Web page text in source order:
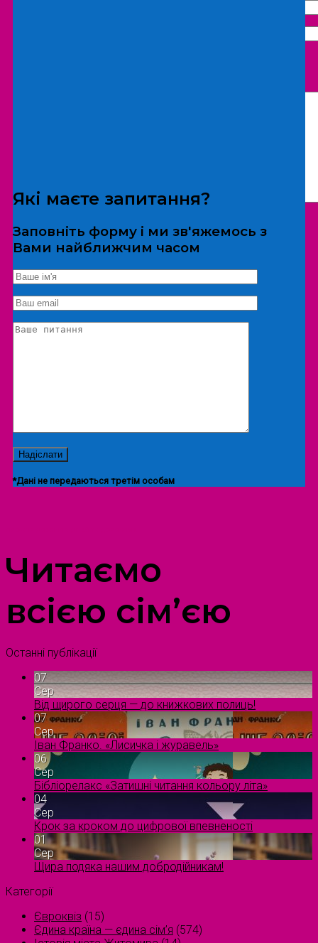
*Дані не передаються третім особам
Екскурсія/локація
Які маєте запитання?
Заповніть форму і ми зв'яжемось з
Вами найближчим часом
*Дані не передаються третім особам
Читаємо
всією сім’єю
Останні публікації
07
Сер
Від щирого серця — до книжкових полиць!
07
Сер
Іван Франко. «Лисичка і журавель»
06
Сер
Бібліорелакс «Затишні читання кольору літа»
04
Сер
Крок за кроком до цифрової впевненості
01
Сер
Щира подяка нашим добродійникам!
Категорії
Євроквіз (15)
Єдина країна — єдина сім’я (574)